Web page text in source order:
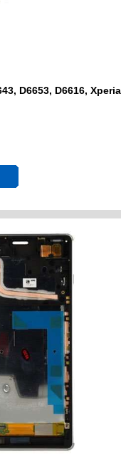
D6653, D6616, Xperia